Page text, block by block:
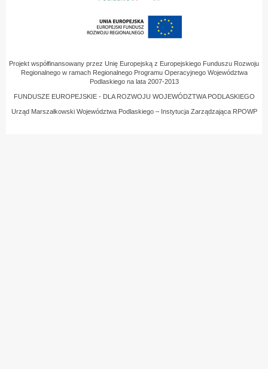
Projekt współfinansowany przez Unię Europejską z Europejskiego Funduszu Rozwoju
Regionalnego w ramach Regionalnego Programu Operacyjnego Województwa
Podlaskiego na lata 2007-2013
FUNDUSZE EUROPEJSKIE - DLA ROZWOJU WOJEWÓDZTWA PODLASKIEGO
Urząd Marszałkowski Województwa Podlaskiego – Instytucja Zarządzająca RPOWP